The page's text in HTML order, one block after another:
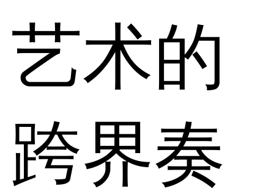
艺术的
跨界奏